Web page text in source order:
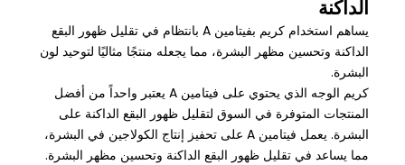
الداكنة
يساهم استخدام كريم بفيتامين A بانتظام في تقليل ظهور البقع
الداكنة وتحسين مظهر البشرة، مما يجعله منتجًا مثاليًا لتوحيد لون
البشرة.
كريم الوجه الذي يحتوي على فيتامين A يعتبر واحداً من أفضل
المنتجات المتوفرة في السوق لتقليل ظهور البقع الداكنة على
البشرة. يعمل فيتامين A على تحفيز إنتاج الكولاجين في البشرة،
مما يساعد في تقليل ظهور البقع الداكنة وتحسين مظهر البشرة.